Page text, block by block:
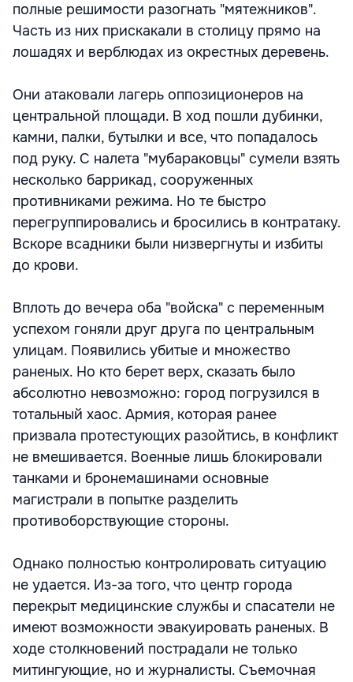
полные решимости разогнать "мятежников".
Часть из них прискакали в столицу прямо на
лошадях и верблюдах из окрестных деревень.
Они атаковали лагерь оппозиционеров на
центральной площади. В ход пошли дубинки,
камни, палки, бутылки и все, что попадалось
под руку. С налета "мубараковцы" сумели взять
несколько баррикад, сооруженных
противниками режима. Но те быстро
перегруппировались и бросились в контратаку.
Вскоре всадники были низвергнуты и избиты
до крови.
Вплоть до вечера оба "войска" с переменным
успехом гоняли друг друга по центральным
улицам. Появились убитые и множество
раненых. Но кто берет верх, сказать было
абсолютно невозможно: город погрузился в
тотальный хаос. Армия, которая ранее
призвала протестующих разойтись, в конфликт
не вмешивается. Военные лишь блокировали
танками и бронемашинами основные
магистрали в попытке разделить
противоборствующие стороны.
Однако полностью контролировать ситуацию
не удается. Из-за того, что центр города
перекрыт медицинские службы и спасатели не
имеют возможности эвакуировать раненых. В
ходе столкновений пострадали не только
митингующие, но и журналисты. Съемочная